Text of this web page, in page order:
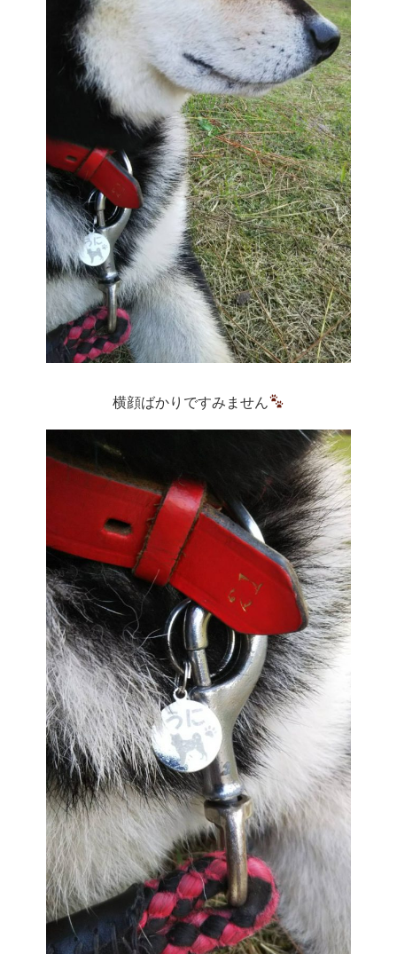
横顔ばかりですみません